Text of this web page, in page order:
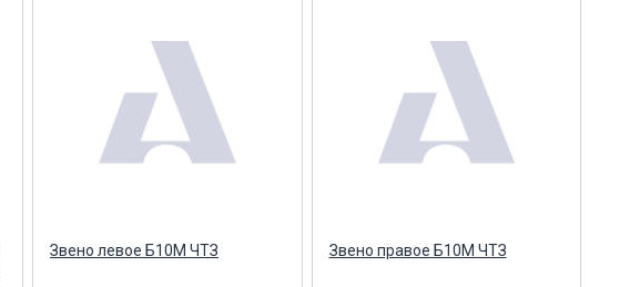
Звено левое Б10М ЧТЗ Звено правое Б10М ЧТЗ